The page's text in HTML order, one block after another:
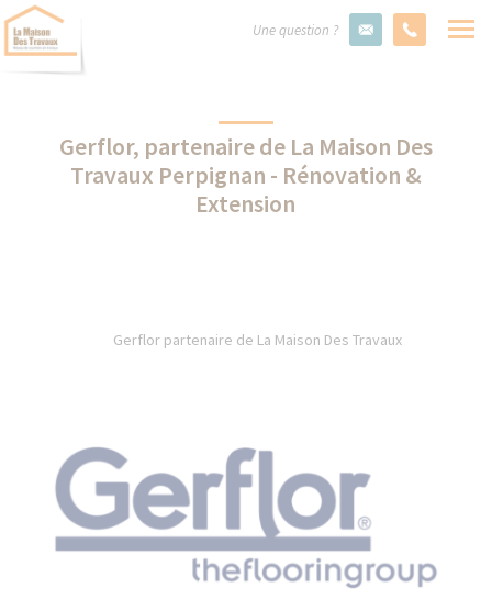
Une question ?
Gerflor, partenaire de La Maison Des
Travaux Perpignan - Rénovation &
Extension
Gerflor partenaire de La Maison Des Travaux